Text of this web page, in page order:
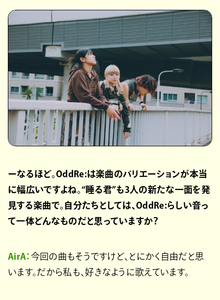
ーなるほど。OddRe:は楽曲のバリエーションが本当
に幅広いですよね。“睡る君”も3人の新たな一面を発
見する楽曲で。自分たちとしては、OddRe:らしい音っ
て一体どんなものだと思っていますか？
AirA： 今回の曲もそうですけど、とにかく自由だと思
います。だから私も、好きなように歌えています。